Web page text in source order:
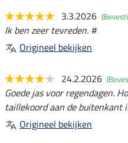
3.3.2026
Ik ben zeer tevreden. #
Origineel bekijken
24.2.2026
Goede jas voor regendagen.
taillekoord aan de buitenkant
Origineel bekijken